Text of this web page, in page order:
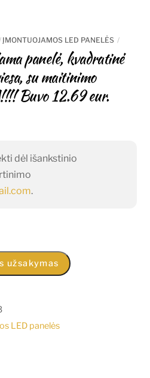
ĮMONTUOJAMOS LED PANELĖS
panelė, kvadratinė
su maitinimo
Buvo 12.69 eur.
dėl išankstinio
.
užsakymas
LED panelės